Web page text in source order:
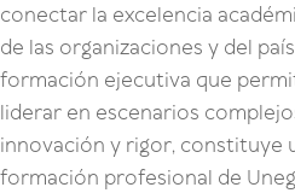
conectar la excelencia
de las organizaciones y del
formación ejecutiva que
liderar en escenarios
innovación y rigor, constituye
formación profesional de